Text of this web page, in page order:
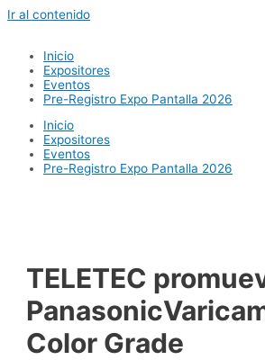
Ir al contenido
Inicio
Expositores
Eventos
Pre-Registro Expo Pantalla 2026
Inicio
Expositores
Eventos
Pre-Registro Expo Pantalla 2026
TELETEC
Color Grade